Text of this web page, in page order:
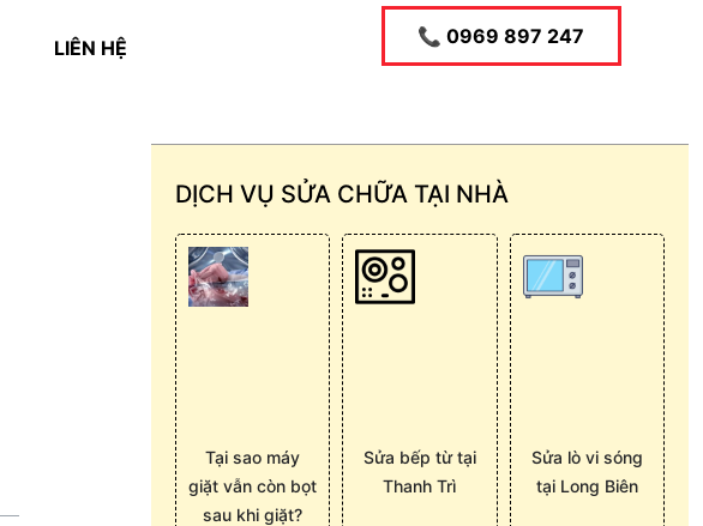
LIÊN HỆ 📞 0969 897 247
DỊCH VỤ SỬA CHỮA TẠI NHÀ
Tại sao máy
giặt vẫn còn bọt
sau khi giặt?
Sửa bếp từ tại
Thanh Trì
Sửa lò vi sóng
tại Long Biên